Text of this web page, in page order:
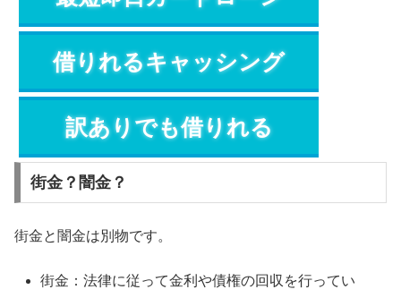
借りれるキャッシング
訳ありでも借りれる
街金？闇金？
街金と闇金は別物です。
街金：法律に従って金利や債権の回収を行ってい